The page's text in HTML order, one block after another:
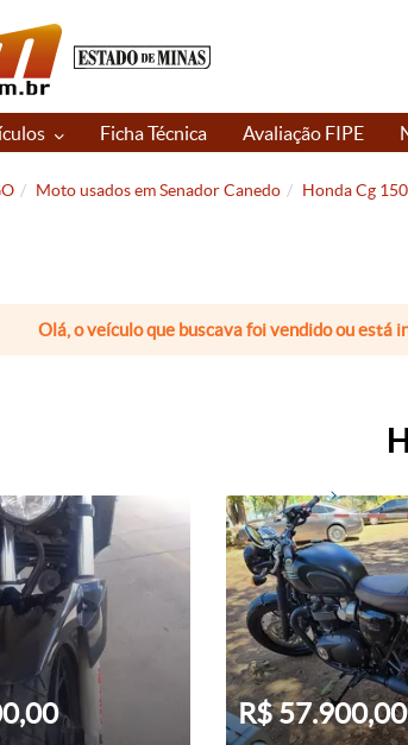
Ficha Técnica Avaliação FIPE
Moto usados em Senador Canedo Honda Cg
Olá, o veículo que buscava foi vendido ou está
R$ 57.900,00